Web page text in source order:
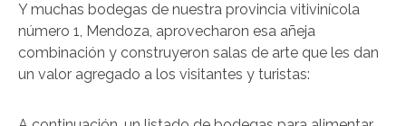
Y muchas bodegas de nuestra provincia vitivinícola
número 1, Mendoza, aprovecharon esa añeja
combinación y construyeron salas de arte que les dan
un valor agregado a los visitantes y turistas: